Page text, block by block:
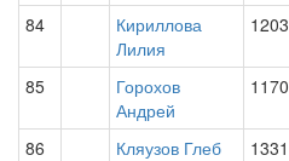
84
Кириллова
Лилия
1203
85
Горохов
Андрей
1170
86 Кляузов Глеб 1331